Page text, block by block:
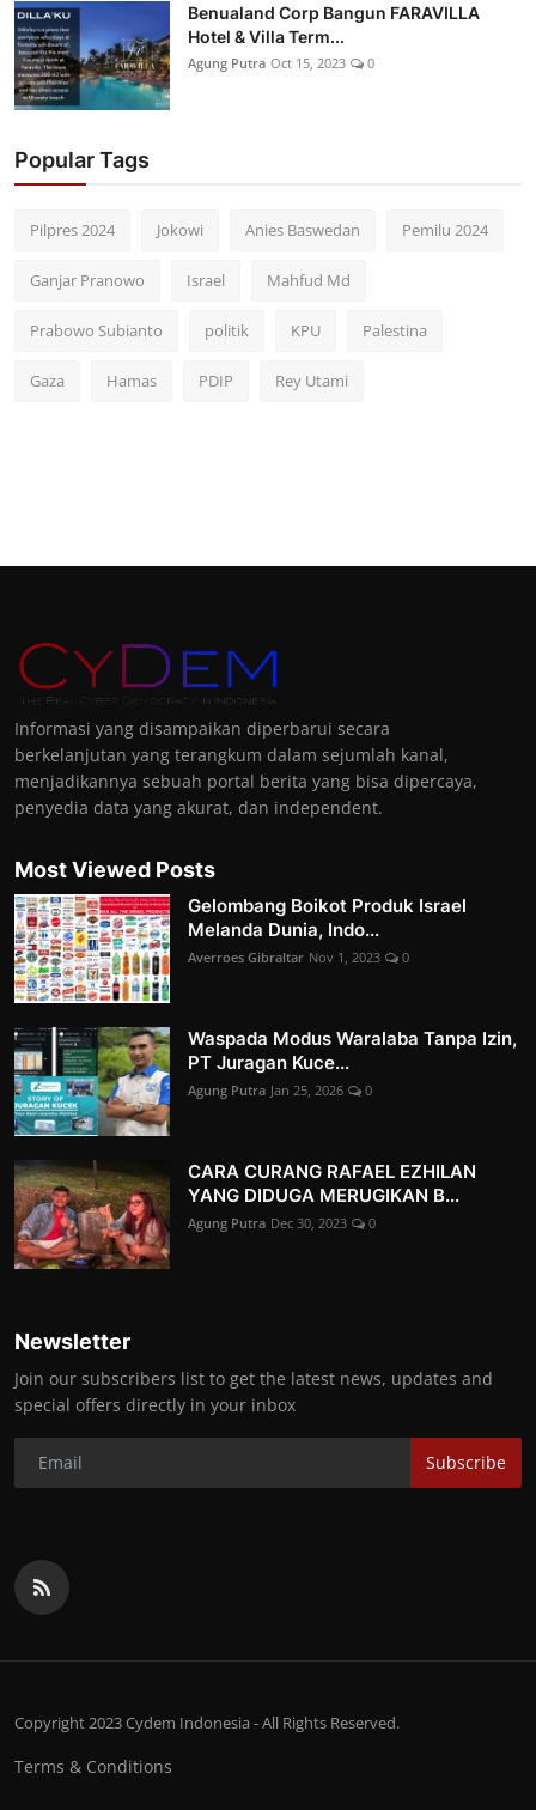
Benualand Corp Bangun FARAVILLA
Hotel & Villa Term...
Agung Putra Oct 15, 2023 0
Popular Tags
Pilpres 2024 Jokowi Anies Baswedan Pemilu 2024
Ganjar Pranowo Israel Mahfud Md
Prabowo Subianto politik KPU Palestina
Gaza Hamas PDIP Rey Utami
Informasi yang disampaikan diperbarui secara
berkelanjutan yang terangkum dalam sejumlah kanal,
menjadikannya sebuah portal berita yang bisa dipercaya,
penyedia data yang akurat, dan independent.
Most Viewed Posts
Gelombang Boikot Produk Israel
Melanda Dunia, Indo...
Averroes Gibraltar Nov 1, 2023 0
Waspada Modus Waralaba Tanpa Izin,
PT Juragan Kuce...
Agung Putra Jan 25, 2026 0
CARA CURANG RAFAEL EZHILAN
YANG DIDUGA MERUGIKAN B...
Agung Putra Dec 30, 2023 0
Newsletter
Join our subscribers list to get the latest news, updates and
special offers directly in your inbox
Subscribe
Copyright 2023 Cydem Indonesia - All Rights Reserved.
Terms & Conditions